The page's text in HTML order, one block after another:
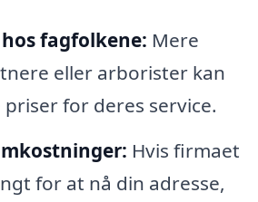
fagfolkene: Mere
eller arborister kan
for deres service.
Hvis firmaet
for at nå din adresse,